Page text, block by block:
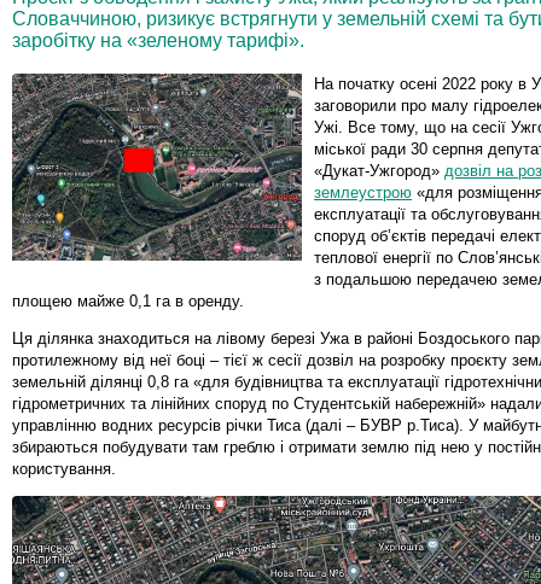
Словаччиною, ризикує встрягнути у земельній схемі та
заробітку на «зеленому тарифі».
На початку осені 2022 року в
заговорили про малу
Ужі. Все тому, що на сесії
міської ради 30 серпня
«Дукат-Ужгород» дозвіл на
землеустрою «для
експлуатації та
споруд об’єктів передачі
теплової енергії по
з подальшою передачею
площею майже 0,1 га в оренду.
Ця ділянка знаходиться на лівому березі Ужа в районі Боздоського
протилежному від неї боці – тієї ж сесії дозвіл на розробку проєкту
земельній ділянці 0,8 га «для будівництва та експлуатації
гідрометричних та лінійних споруд по Студентській набережній»
управлінню водних ресурсів річки Тиса (далі – БУВР р.Тиса). У
збираються побудувати там греблю і отримати землю під нею у
користування.